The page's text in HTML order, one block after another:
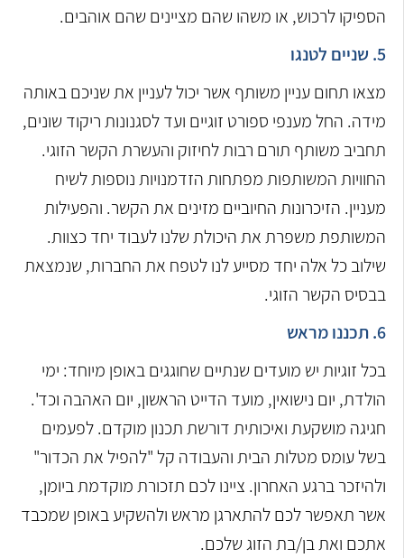
הספיקו לרכוש, או משהו שהם מציינים שהם אוהבים.
5. שניים לטנגו
מצאו תחום עניין משותף אשר יכול לעניין את שניכם באותה
מידה. החל מענפי ספורט זוגיים ועד לסגנונות ריקוד שונים,
תחביב משותף תורם רבות לחיזוק והעשרת הקשר הזוגי.
החוויות המשותפות מפתחות הזדמנויות נוספות לשיח
מעניין. הזיכרונות החיוביים מזינים את הקשר. והפעילות
המשותפת משפרת את היכולת שלנו לעבוד יחד כצוות.
שילוב כל אלה יחד מסייע לנו לטפח את החברות, שנמצאת
בבסיס הקשר הזוגי.
6. תכננו מראש
בכל זוגיות יש מועדים שנתיים שחוגגים באופן מיוחד: ימי
הולדת, יום נישואין, מועד הדייט הראשון, יום האהבה וכד'.
חגיגה מושקעת ואיכותית דורשת תכנון מוקדם. לפעמים
בשל עומס מטלות הבית והעבודה קל "להפיל את הכדור"
ולהיזכר ברגע האחרון. ציינו לכם תזכורת מוקדמת ביומן,
אשר תאפשר לכם להתארגן מראש ולהשקיע באופן שמכבד
אתכם ואת בן/בת הזוג שלכם.